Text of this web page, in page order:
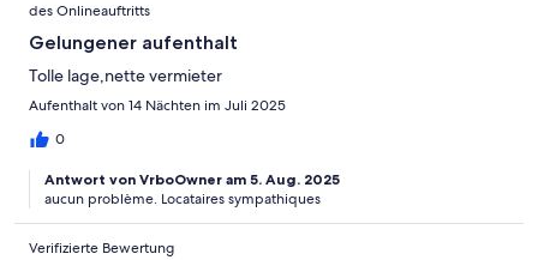
des Onlineauftritts
Gelungener aufenthalt
Tolle lage,nette vermieter
Aufenthalt von 14 Nächten im Juli 2025
0
Antwort von VrboOwner am 5. Aug. 2025
aucun problème. Locataires sympathiques
Verifizierte Bewertung